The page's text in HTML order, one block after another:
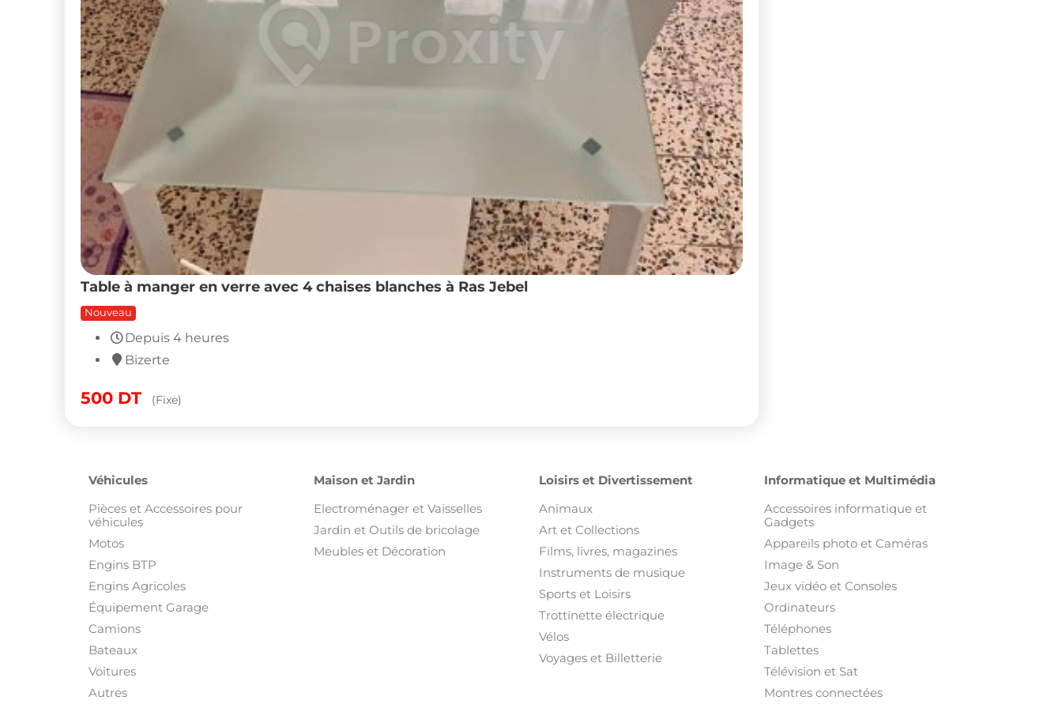
Table à manger en verre avec 4 chaises blanches à Ras Jebel
Nouveau
Depuis 4 heures
Bizerte
500 DT (Fixe)
Véhicules
Pièces et Accessoires pour
véhicules
Motos
Engins BTP
Engins Agricoles
Équipement Garage
Camions
Bateaux
Voitures
Autres
Maison et Jardin
Electroménager et Vaisselles
Jardin et Outils de bricolage
Meubles et Décoration
Loisirs et Divertissement
Animaux
Art et Collections
Films, livres, magazines
Instruments de musique
Sports et Loisirs
Trottinette électrique
Vélos
Voyages et Billetterie
Informatique et Multimédia
Accessoires informatique et
Gadgets
Appareils photo et Caméras
Image & Son
Jeux vidéo et Consoles
Ordinateurs
Téléphones
Tablettes
Télévision et Sat
Montres connectées